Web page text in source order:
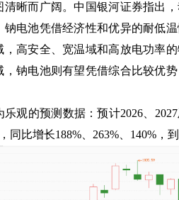
清晰而广阔。中国银河证券指出
电池凭借经济性和优异的耐低
高安全、宽温域和高放电功率
钠电池则有望凭借综合比较优
的预测数据：预计2026、2027
同比增长188%、263%、140%，